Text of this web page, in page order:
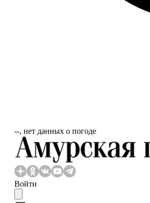
‐‐, нет данных о погоде
Войти